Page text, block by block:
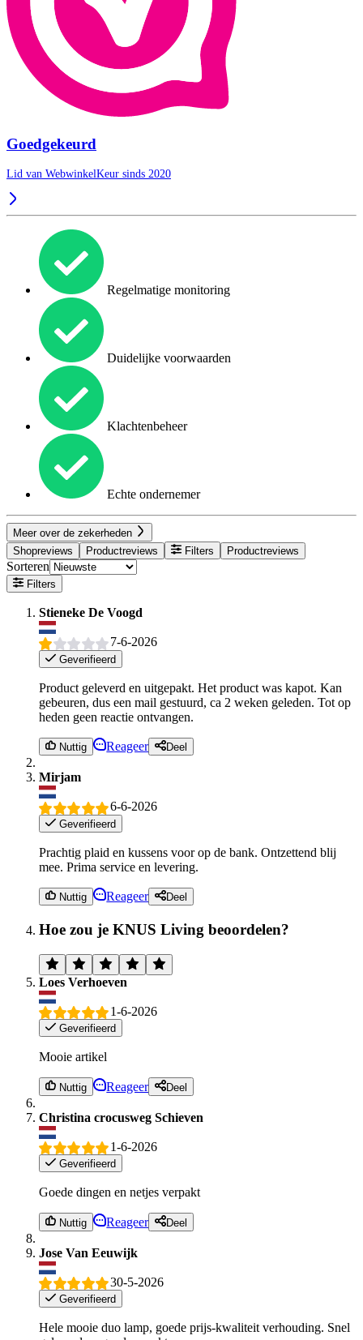
Goedgekeurd
Lid van WebwinkelKeur sinds 2020
Regelmatige monitoring
Duidelijke voorwaarden
Klachtenbeheer
Echte ondernemer
Meer over de zekerheden
Shopreviews
Productreviews Filters Productreviews
Sorteren
Filters
Stieneke De Voogd
7-6-2026
Geverifieerd
Product geleverd en uitgepakt. Het product was kapot. Kan
gebeuren, dus een mail gestuurd, ca 2 weken geleden. Tot op
heden geen reactie ontvangen.
Nuttig Reageer Deel
Mirjam
6-6-2026
Geverifieerd
Prachtig plaid en kussens voor op de bank. Ontzettend blij
mee. Prima service en levering.
Nuttig Reageer Deel
Hoe zou je KNUS Living beoordelen?
Loes Verhoeven
1-6-2026
Geverifieerd
Mooie artikel
Nuttig Reageer Deel
Christina crocusweg Schieven
1-6-2026
Geverifieerd
Goede dingen en netjes verpakt
Nuttig Reageer Deel
Jose Van Eeuwijk
30-5-2026
Geverifieerd
Hele mooie duo lamp, goede prijs-kwaliteit verhouding. Snel